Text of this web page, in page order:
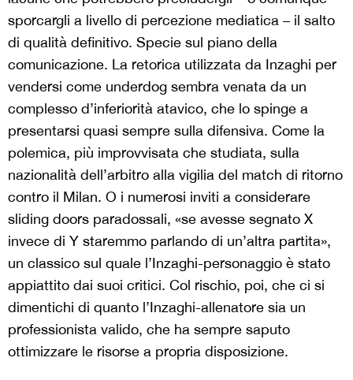
sporcargli a livello di percezione mediatica – il salto
di qualità definitivo. Specie sul piano della
comunicazione. La retorica utilizzata da Inzaghi per
vendersi come underdog sembra venata da un
complesso d’inferiorità atavico, che lo spinge a
presentarsi quasi sempre sulla difensiva. Come la
polemica, più improvvisata che studiata, sulla
nazionalità dell’arbitro alla vigilia del match di ritorno
contro il Milan. O i numerosi inviti a considerare
sliding doors paradossali, «se avesse segnato X
invece di Y staremmo parlando di un’altra partita»,
un classico sul quale l’Inzaghi-personaggio è stato
appiattito dai suoi critici. Col rischio, poi, che ci si
dimentichi di quanto l’Inzaghi-allenatore sia un
professionista valido, che ha sempre saputo
ottimizzare le risorse a propria disposizione.